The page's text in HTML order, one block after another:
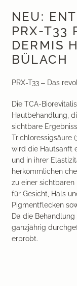
NEU:
PRX-T33
DERMIS
BÜLACH
PRX-T33 – Das
Die TCA-
Hautbehandlung,
sichtbare
Trichloressigsäure
wird die Hautsanft
und in ihrer
herkömmlichen
zu einer sichtbaren
für Gesicht, Hals
Pigmentflecken
Da die
ganzjährig
erprobt.
Infusionstherapien
Dr. Sabine Bruckert